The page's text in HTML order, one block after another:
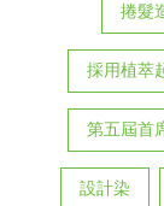
捲髮
採用植萃
第五屆首
設計染